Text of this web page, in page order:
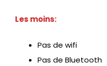
Les moins:
Pas de wifi
Pas de Bluetooth